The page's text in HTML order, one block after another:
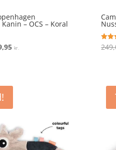
– OCS – Koral
kr..
kr.
4.5